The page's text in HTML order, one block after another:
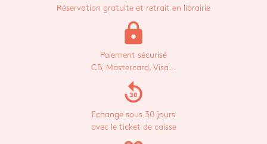
Réservation gratuite et retrait en librairie
lock
Paiement sécurisé
CB, Mastercard, Visa...
replay_30
Echange sous 30 jours
avec le ticket de caisse